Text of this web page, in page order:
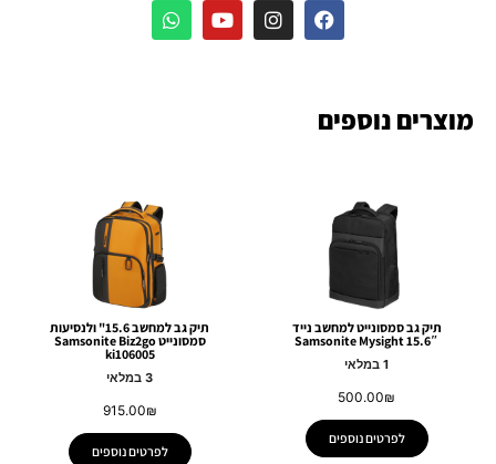
מוצרים נוספים
תיק גב סמסונייט למחשב נייד
15.6″ Samsonite Mysight
1 במלאי
500.00₪
לפרטים נוספים
תיק גב למחשב 15.6" ולנסיעות
סמסונייט Samsonite Biz2go
ki106005
3 במלאי
915.00₪
לפרטים נוספים